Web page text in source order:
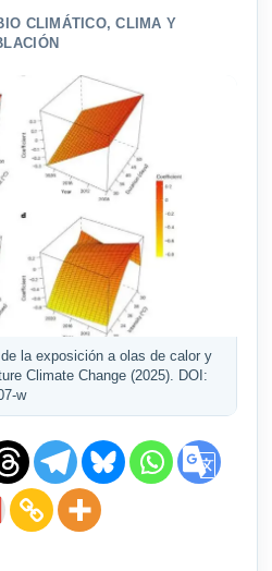
CLIMÁTICO,CLIMA Y
la exposición a olas de calor y
Climate Change (2025). DOI:
w